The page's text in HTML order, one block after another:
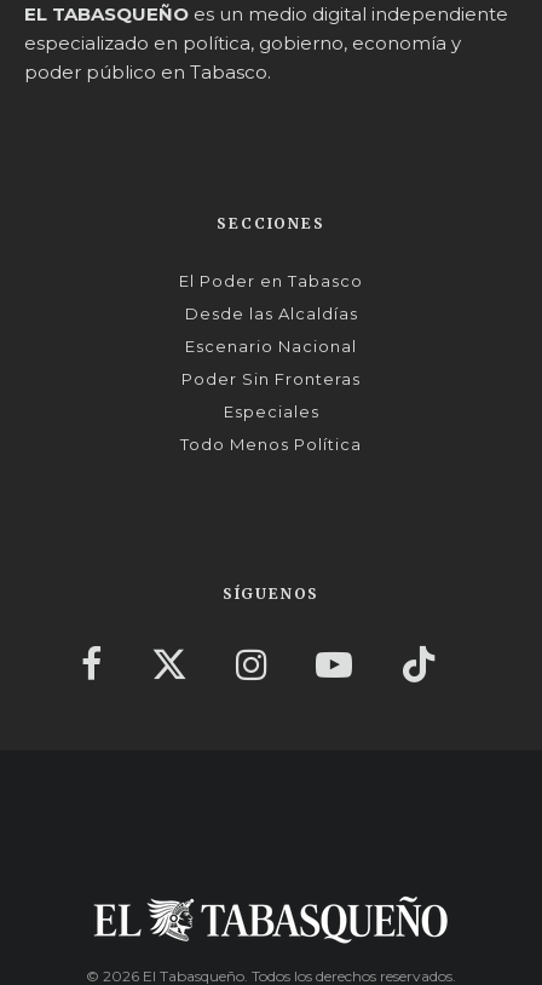
EL TABASQUEÑO es un medio digital independiente
especializado en política, gobierno, economía y
poder público en Tabasco.
SECCIONES
El Poder en Tabasco
Desde las Alcaldías
Escenario Nacional
Poder Sin Fronteras
Especiales
Todo Menos Política
SÍGUENOS
© 2026 El Tabasqueño. Todos los derechos reservados.